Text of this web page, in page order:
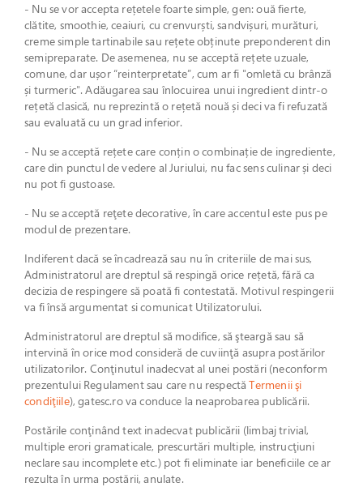
- Nu se vor accepta rețetele foarte simple, gen: ouă fierte,
clătite, smoothie, ceaiuri, cu crenvurști, sandvișuri, murături,
creme simple tartinabile sau rețete obținute preponderent din
semipreparate. De asemenea, nu se acceptă rețete uzuale,
comune, dar ușor “reinterpretate”, cum ar fi "omletă cu brânză
și turmeric". Adăugarea sau înlocuirea unui ingredient dintr-o
rețetă clasică, nu reprezintă o rețetă nouă și deci va fi refuzată
sau evaluată cu un grad inferior.
- Nu se acceptă rețete care conțin o combinație de ingrediente,
care din punctul de vedere al Juriului, nu fac sens culinar și deci
nu pot fi gustoase.
- Nu se acceptă reţete decorative, în care accentul este pus pe
modul de prezentare.
Indiferent dacă se încadrează sau nu în criteriile de mai sus,
Administratorul are dreptul să respingă orice rețetă, fără ca
decizia de respingere să poată fi contestată. Motivul respingerii
va fi însă argumentat si comunicat Utilizatorului.
Administratorul are dreptul să modifice, să şteargă sau să
intervină în orice mod consideră de cuviinţă asupra postărilor
utilizatorilor. Conţinutul inadecvat al unei postări (neconform
prezentului Regulament sau care nu respectăTermenii şi
condiţiile), gatesc.ro va conduce la neaprobarea publicării.
Postările conţinând text inadecvat publicării (limbaj trivial,
multiple erori gramaticale, prescurtări multiple, instrucţiuni
neclare sau incomplete etc.) pot fi eliminate iar beneficiile ce ar
rezulta în urma postării, anulate.